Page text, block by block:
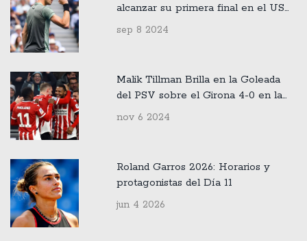
alcanzar su primera final en el US
Open tras vencer a Jack Draper
sep 8 2024
Malik Tillman Brilla en la Goleada
del PSV sobre el Girona 4-0 en la
Champions League
nov 6 2024
Roland Garros 2026: Horarios y
protagonistas del Día 11
jun 4 2026